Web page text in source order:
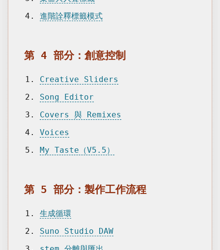
進階詮釋標籤模式
第 4 部分：創意控制
Creative Sliders
Song Editor
Covers 與 Remixes
Voices
My Taste（V5.5）
第 5 部分：製作工作流程
生成循環
Suno Studio DAW